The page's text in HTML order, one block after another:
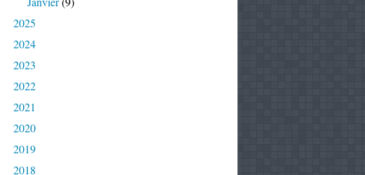
2025
2024
2023
2022
2021
2020
2019
2018